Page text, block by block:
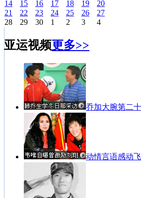
14 15 16 17 18 19
20
21
22 23 24 25 26
27
28
29 30 1 2 3 4
亚运视频更多>>
乔加大腕第二
动情言语感动